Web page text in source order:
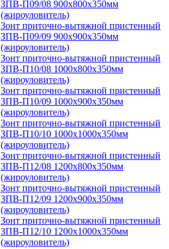
ЗПВ-П09/08 900х800х350мм
(жироуловитель)
Зонт приточно-вытяжной пристенный
ЗПВ-П09/09 900х900х350мм
(жироуловитель)
Зонт приточно-вытяжной пристенный
ЗПВ-П10/08 1000х800х350мм
(жироуловитель)
Зонт приточно-вытяжной пристенный
ЗПВ-П10/09 1000х900х350мм
(жироуловитель)
Зонт приточно-вытяжной пристенный
ЗПВ-П10/10 1000х1000х350мм
(жироуловитель)
Зонт приточно-вытяжной пристенный
ЗПВ-П12/08 1200х800х350мм
(жироуловитель)
Зонт приточно-вытяжной пристенный
ЗПВ-П12/09 1200х900х350мм
(жироуловитель)
Зонт приточно-вытяжной пристенный
ЗПВ-П12/10 1200х1000х350мм
(жироуловитель)